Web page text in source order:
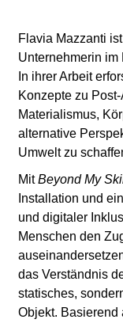
a
b
o
Flavia Mazzanti
Unternehmerin
In ihrer Arbeit
Konzepte zu
Materialismus,
alternative
Umwelt zu
MitBeyond My
Installation und
und digitaler
Menschen den
das Verständnis
statisches,
Objekt. Basierend